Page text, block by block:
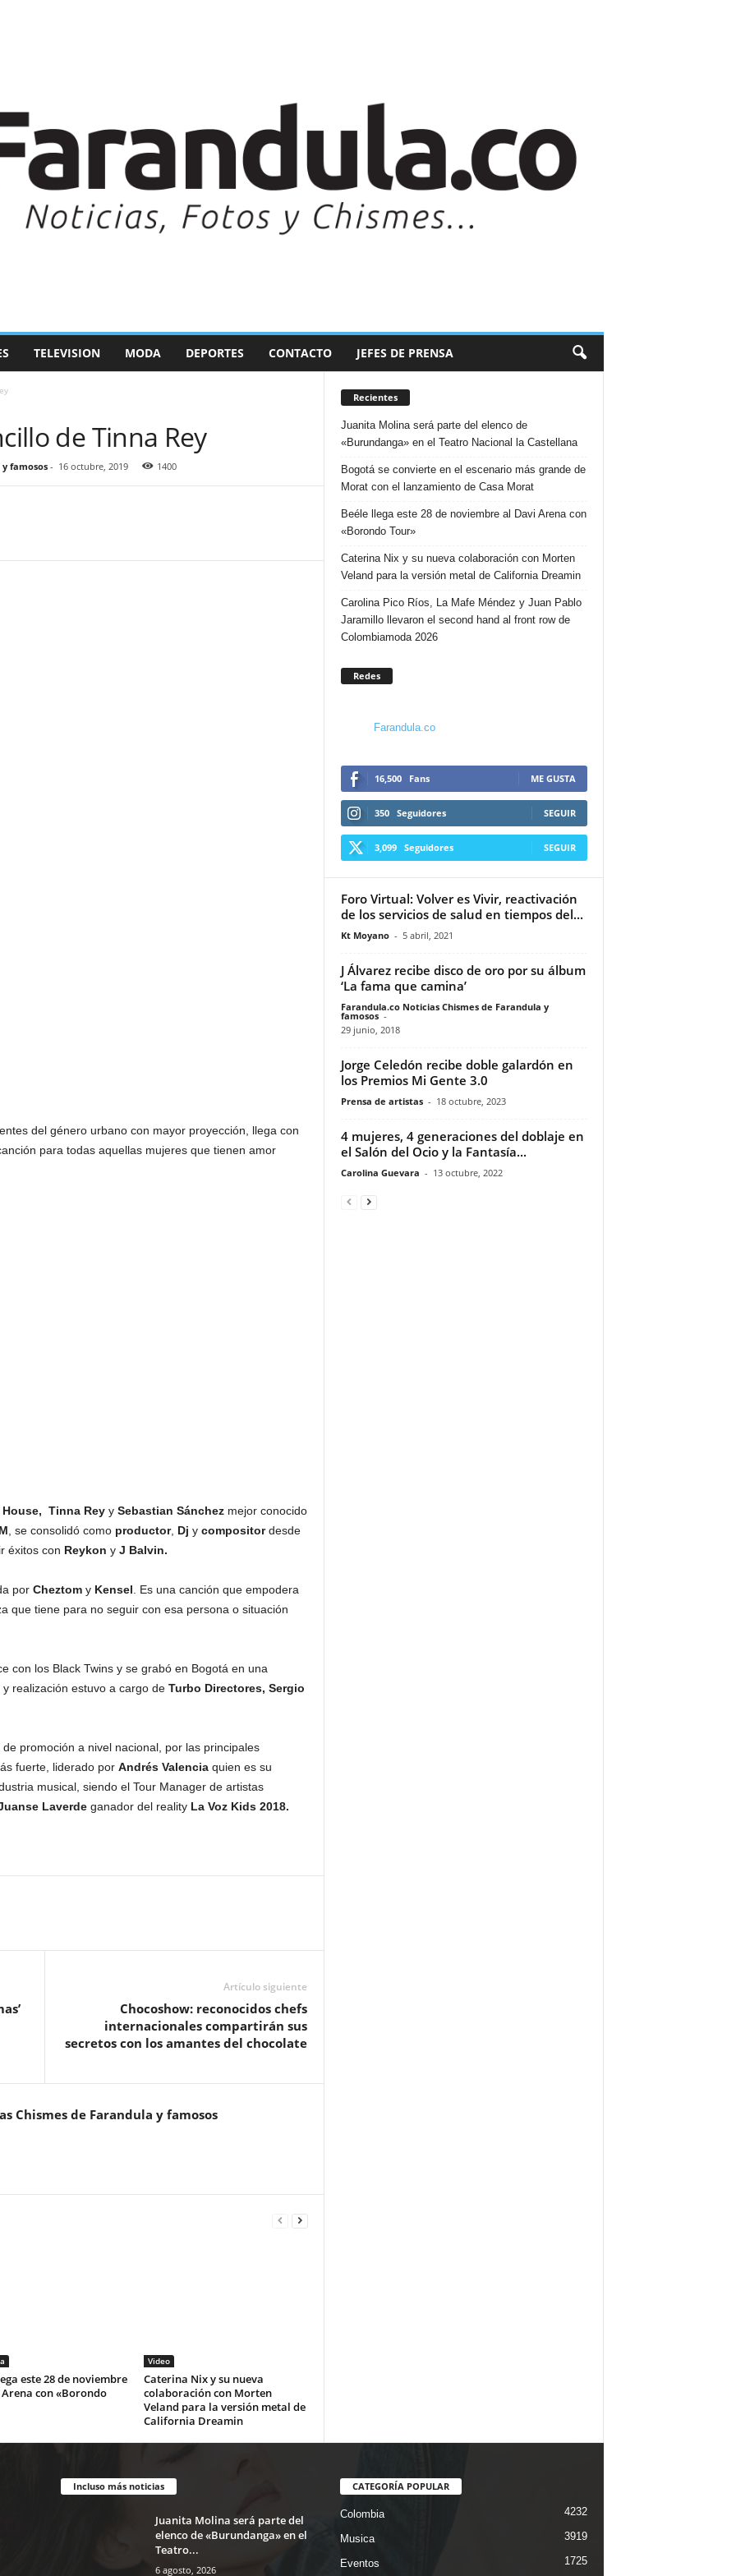
TELEVISION MODA DEPORTES CONTACTO JEFES DE PRENSA
de Tinna Rey
famosos- 16 octubre, 2019 1400
del género urbano con mayor proyección, llega con
para todas aquellas mujeres que tienen amor
Tinna Rey y Sebastian Sánchez mejor conocido
, se consolidó como productor, Dj y compositordesde
éxitos con Reykon y J Balvin.
por Cheztomy Kensel . Es una canción que empodera
que tiene para no seguir con esa persona o situación
con los Black Twins y se grabó en Bogotá en una
realización estuvo a cargo de Turbo Directores, Sergio
promoción a nivel nacional, por las principales
fuerte, liderado por Andrés Valencia quien es su
musical, siendo el Tour Manager de artistas
Laverde ganador del reality La Voz Kids 2018.
Artículo siguiente
Chocoshow: reconocidos chefs
internacionales compartirán sus
secretos con los amantes del chocolate
Chismes de Farandula y famosos
este 28 de noviembre
con «Borondo
Video
Caterina Nix y su nueva
colaboración con Morten
Veland para la versión metal de
California Dreamin
Recientes
Juanita Molina será parte del elenco de
«Burundanga» en el Teatro Nacional la Castellana
Bogotá se convierte en el escenario más grande de
Morat con el lanzamiento de Casa Morat
Beéle llega este 28 de noviembre al Davi Arena con
«Borondo Tour»
Caterina Nix y su nueva colaboración con Morten
Veland para la versión metal de California Dreamin
Carolina Pico Ríos, La Mafe Méndez y Juan Pablo
Jaramillo llevaron el second hand al front row de
Colombiamoda 2026
Redes
Farandula.co
16,500 Fans ME GUSTA
350 Seguidores SEGUIR
3,099 Seguidores SEGUIR
Foro Virtual: Volver es Vivir, reactivación
de los servicios de salud en tiempos del...
Kt Moyano - 5 abril, 2021
J Álvarez recibe disco de oro por su álbum
‘La fama que camina’
Farandula.co Noticias Chismes de Farandula y
famosos -
29 junio, 2018
Jorge Celedón recibe doble galardón en
los Premios Mi Gente 3.0
Prensa de artistas - 18 octubre, 2023
4 mujeres, 4 generaciones del doblaje en
el Salón del Ocio y la Fantasía...
Carolina Guevara - 13 octubre, 2022
Incluso más noticias
Juanita Molina será parte del
elenco de «Burundanga» en el
Teatro...
6 agosto, 2026
CATEGORÍA POPULAR
Colombia 4232
Musica 3919
Eventos 1725